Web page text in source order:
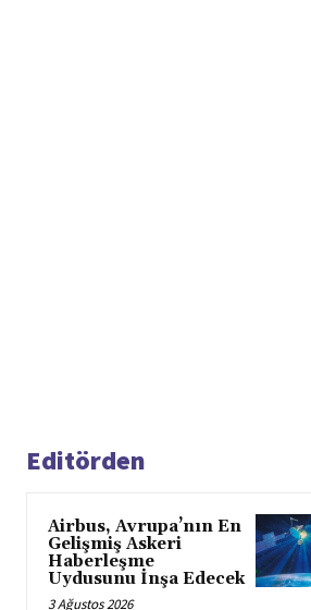
Editörden
Airbus, Avrupa’nın En
Gelişmiş Askeri
Haberleşme
Uydusunu İnşa Edecek
3 Ağustos 2026